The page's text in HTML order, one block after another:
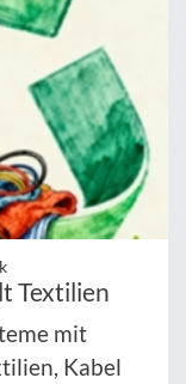
Textilien
mit
Kabel